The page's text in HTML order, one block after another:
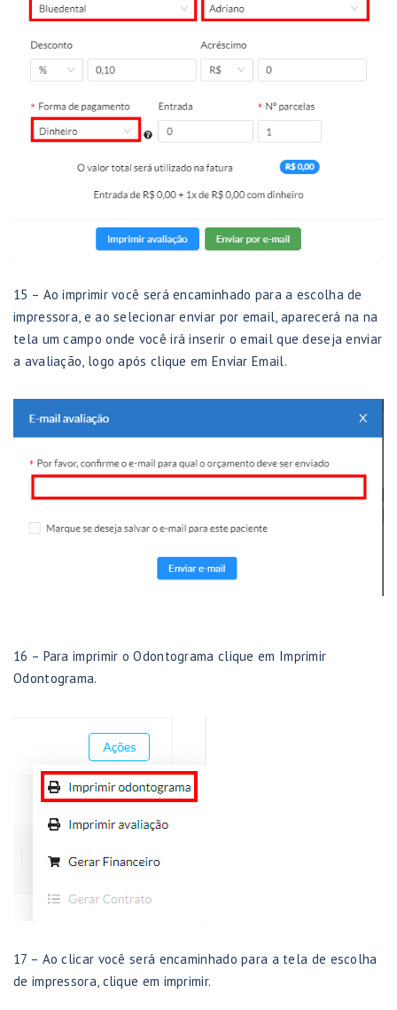
15 – Ao imprimir você será encaminhado para a escolha de
impressora, e ao selecionar enviar por email, aparecerá na na
tela um campo onde você irá inserir o email que deseja enviar
a avaliação, logo após clique em Enviar Email.
16 – Para imprimir o Odontograma clique em Imprimir
Odontograma.
17 – Ao clicar você será encaminhado para a tela de escolha
de impressora, clique em imprimir.